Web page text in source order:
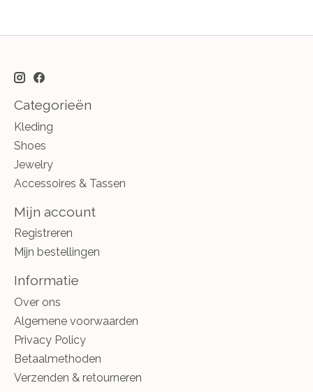
Categorieën
Kleding
Shoes
Jewelry
Accessoires & Tassen
Mijn account
Registreren
Mijn bestellingen
Informatie
Over ons
Algemene voorwaarden
Privacy Policy
Betaalmethoden
Verzenden & retourneren